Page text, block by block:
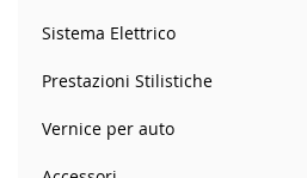
Sistema Elettrico
Prestazioni Stilistiche
Vernice per auto